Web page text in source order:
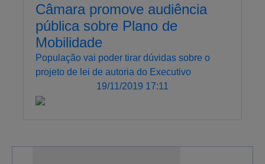
Câmara promove audiência
pública sobre Plano de
Mobilidade
População vai poder tirar dúvidas sobre o
projeto de lei de autoria do Executivo
19/11/2019 17:11